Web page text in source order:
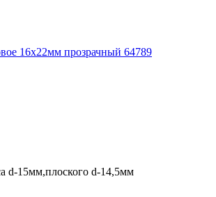
16х22мм прозрачный 64789
d-15мм,плоского d-14,5мм